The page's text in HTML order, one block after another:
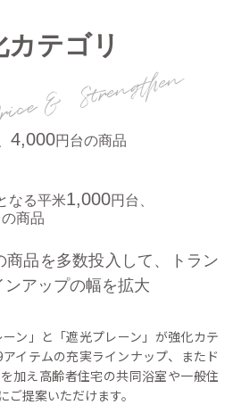
テゴリ
4,000円台の商品
なる平米1,000円台、
商品
品を多数投入して、
トラン
ンアップの幅を拡大
ン」と「遮光プレーン」が強化カテ
イテムの充実ラインナップ、またド
加え高齢者住宅の共同浴室や一般住
提案いただけます。